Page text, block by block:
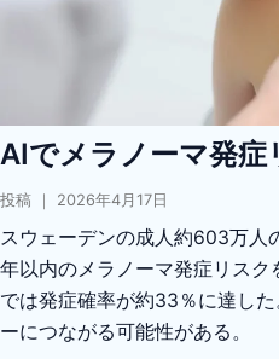
AIでメラノーマ発症
投稿 ｜ 2026年4月17日
スウェーデンの成人約603万人
年以内のメラノーマ発症リス
では発症確率が約33％に達し
ーにつながる可能性がある。